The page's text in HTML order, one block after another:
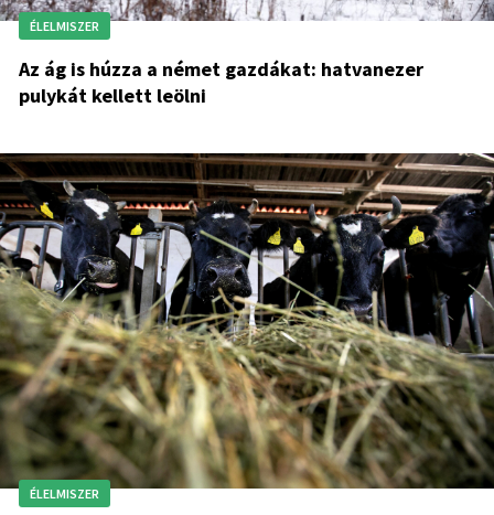
ÉLELMISZER
Az ág is húzza a német gazdákat: hatvanezer
pulykát kellett leölni
ÉLELMISZER